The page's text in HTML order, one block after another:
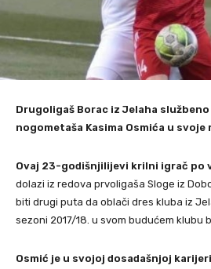
Drugoligaš Borac iz Jelaha
nogometaša Kasima Osmića u svoje
Ovaj 23-godišnjilijevi krilni igrač po
dolazi iz redova prvoligaša Sloge iz
biti drugi puta da oblači dres kluba iz
sezoni 2017/18. u svom budućem klubu
Osmić je u svojoj dosadašnjoj